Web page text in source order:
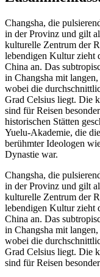
Changsha, die
in der Provinz und gilt
kulturelle Zentrum der
lebendigen Kultur zieht
China an. Das
in Changsha mit
wobei die
Grad Celsius liegt. Die
sind für Reisen
historischen Stätten
Yuelu-Akademie, die
berühmter Ideologen
Dynastie war.
Changsha, die
in der Provinz und gilt
kulturelle Zentrum der
lebendigen Kultur zieht
China an. Das
in Changsha mit
wobei die
Grad Celsius liegt. Die
sind für Reisen